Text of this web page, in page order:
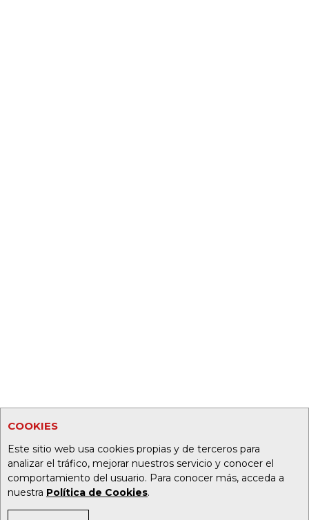
COOKIES
Este sitio web usa cookies propias y de terceros para
analizar el tráfico, mejorar nuestros servicio y conocer el
comportamiento del usuario. Para conocer más, acceda a
nuestra Política de Cookies.